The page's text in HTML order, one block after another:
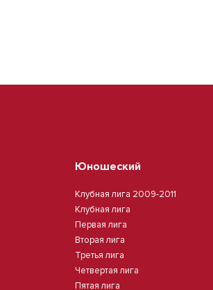
Юношеский
Клубная лига 2009-2011
Клубная лига
Первая лига
Вторая лига
Третья лига
Четвертая лига
Пятая лига